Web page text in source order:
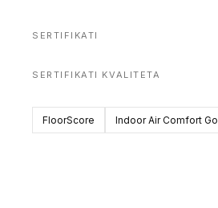
SERTIFIKATI
SERTIFIKATI KVALITETA
FloorScore Indoor Air Comfort